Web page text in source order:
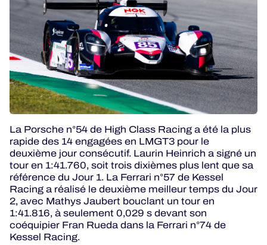
La Porsche n°54 de High Class Racing a été la plus
rapide des 14 engagées en LMGT3 pour le
deuxième jour consécutif. Laurin Heinrich a signé un
tour en 1:41.760, soit trois dixièmes plus lent que sa
référence du Jour 1. La Ferrari n°57 de Kessel
Racing a réalisé le deuxième meilleur temps du Jour
2, avec Mathys Jaubert bouclant un tour en
1:41.816, à seulement 0,029 s devant son
coéquipier Fran Rueda dans la Ferrari n°74 de
Kessel Racing.